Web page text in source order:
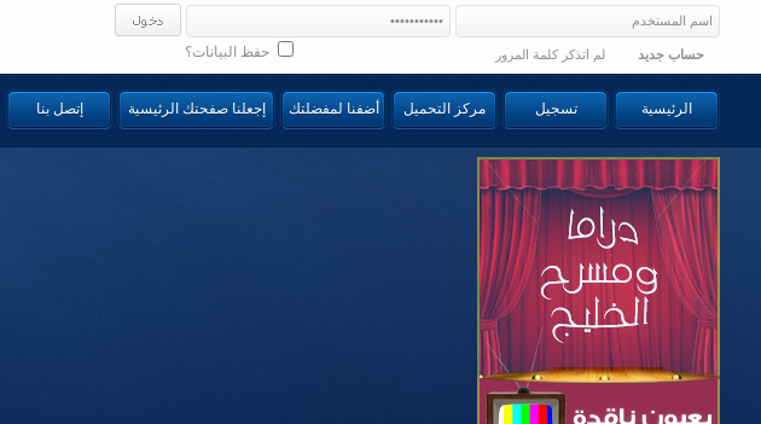
حفظ البيانات؟ حساب جديد لم اتذكر كلمة المرور
الرئيسية تسجيل مركز التحميل أضفنا لمفضلتك إجعلنا صفحتك الرئيسية إتصل بنا